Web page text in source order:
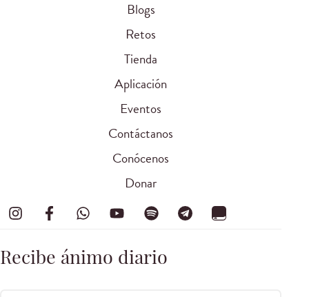
Blogs
Retos
Tienda
Aplicación
Eventos
Contáctanos
Conócenos
Donar
Recibe ánimo diario